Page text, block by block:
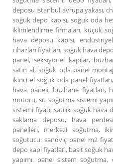
deposu istanbul avrupa yakası,
soğuk depo kapısı, soğuk oda
iklimlendirme firmaları, küçük
hava deposu kapısı,
cihazları fiyatları, soğuk hava
panel, seksiyonel kapılar,
satın al, soğuk oda panel
ikinci el soğuk oda panel
hava paneli, buzhane fiyatları,
motoru, su soğutma sistemi
sistemi fiyatı, satilik soğuk hava
saklama deposu, hava
panelleri, merkezi soğutma,
soğutucu, sandviç panel m2
depo kapı fiyatları, basit soğuk
yapımı, panel sistem